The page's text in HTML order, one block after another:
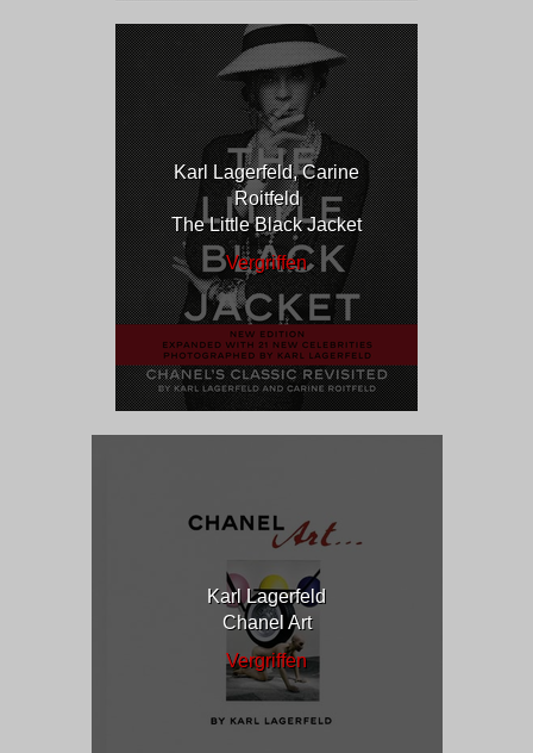
Karl Lagerfeld, Carine
Roitfeld
The Little Black Jacket
Vergriffen
Karl Lagerfeld
Chanel Art
Vergriffen